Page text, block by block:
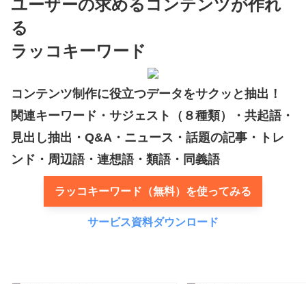
ユーザーの求めるコンテンツが作れ
る
ラッコキーワード
コンテンツ制作に役立つデータをサクッと抽出！
関連キーワード・サジェスト（８種類）・共起語・
見出し抽出・Q&A・ニュース・話題の記事・トレ
ンド・周辺語・連想語・類語・同義語
ラッコキーワード（無料）を使ってみる
サービス資料ダウンロード